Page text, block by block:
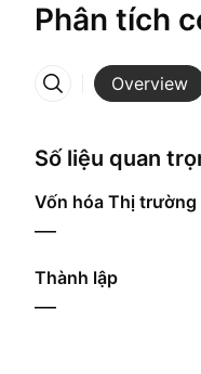
Phân tích
Overview
More
Số liệu quan
Vốn hóa Thị trường
—
Thành lập
—